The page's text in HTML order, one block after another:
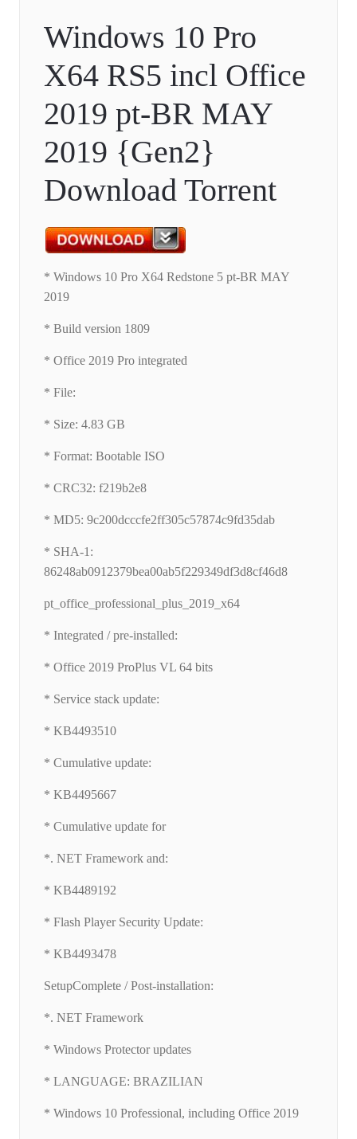
Windows 10 Pro
X64 RS5 incl Office
2019 pt-BR MAY
2019 {Gen2}
Download Torrent
* Windows 10 Pro X64 Redstone 5 pt-BR MAY
2019
* Build version 1809
* Office 2019 Pro integrated
* File:
* Size: 4.83 GB
* Format: Bootable ISO
* CRC32: f219b2e8
* MD5: 9c200dcccfe2ff305c57874c9fd35dab
* SHA-1:
86248ab0912379bea00ab5f229349df3d8cf46d8
pt_office_professional_plus_2019_x64
* Integrated / pre-installed:
* Office 2019 ProPlus VL 64 bits
* Service stack update:
* KB4493510
* Cumulative update:
* KB4495667
* Cumulative update for
*. NET Framework and:
* KB4489192
* Flash Player Security Update:
* KB4493478
SetupComplete / Post-installation:
*. NET Framework
* Windows Protector updates
* LANGUAGE: BRAZILIAN
* Windows 10 Professional, including Office 2019